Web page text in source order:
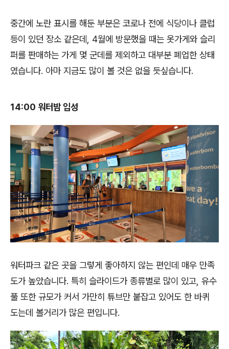
중간에 노란 표시를 해둔 부분은 코로나 전에 식당이나 클럽
등이 있던 장소 같은데, 4월에 방문했을 때는 옷가게와 슬리
퍼를 판매하는 가게 몇 군데를 제외하고 대부분 폐업한 상태
였습니다. 아마 지금도 많이 볼 것은 없을 듯싶습니다.
14:00 워터밤 입성
워터파크 같은 곳을 그렇게 좋아하지 않는 편인데 매우 만족
도가 높았습니다. 특히 슬라이드가 종류별로 많이 있고, 유수
풀 또한 규모가 커서 가만히 튜브만 붙잡고 있어도 한 바퀴
도는데 볼거리가 많은 편입니다.